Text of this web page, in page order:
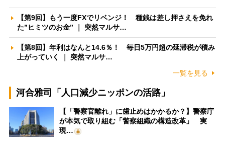
【第9回】もう一度FXでリベンジ！ 種銭は差し押さえを免れ
た”ヒミツのお金” ｜ 突然マルサ…
【第8回】年利はなんと14.6％！ 毎日5万円超の延滞税が積み
上がっていく ｜ 突然マルサ…
一覧を見る
河合雅司「人口減少ニッポンの活路」
【「警察官離れ」に歯止めはかかるか？】警察庁
が本気で取り組む「警察組織の構造改革」 実
現…